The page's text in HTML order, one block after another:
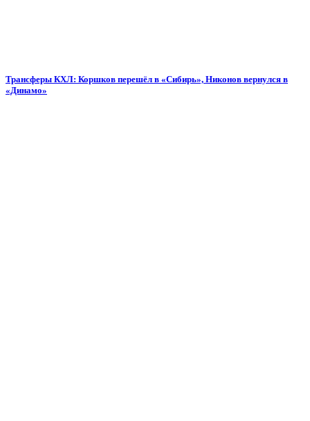
Трансферы КХЛ: Коршков перешёл в «Сибирь», Никонов вернулся в
«Динамо»